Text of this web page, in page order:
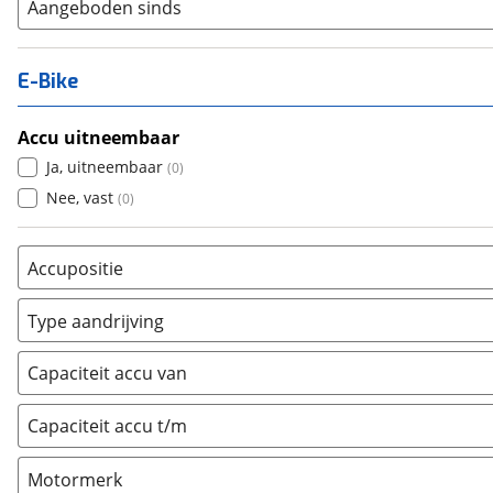
Aangeboden sinds
E-Bike
Accu uitneembaar
Ja, uitneembaar (0)
Nee, vast (0)
Accupositie
Bagagedrager (0)
Frame (0 )
Vloer (0
Achterbank (0)
Kofferbak (0)
Overig (0)
Type aandrijving
Achterwiel (0)
Trapas
Voorwiel
Capaciteit accu van
Capaciteit accu t/m
Motormerk